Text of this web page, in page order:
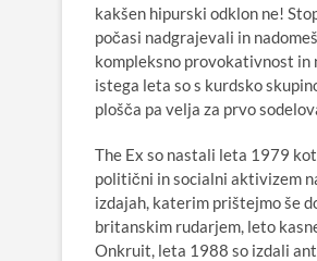
kakšen hipurski odklon ne!
počasi nadgrajevali in
kompleksno provokativnost in
istega leta so s kurdsko
plošča pa velja za prvo
The Ex so nastali leta 1979
politični in socialni aktivizem
izdajah, katerim prištejmo še
britanskim rudarjem, leto
Onkruit, leta 1988 so izdali